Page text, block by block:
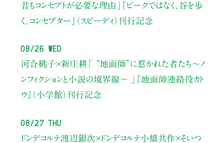
昔もコンセプトが必要な理由」
『ピークではなく、谷を歩
く。コンセプター』（スピーディ）刊行記念
08/26 Wed
河合桃子×新庄耕「 “地面師”に惹かれた者たち〜ノ
ンフィクションと小説の境界線〜 」
『地面師連絡役カト
ウ』（小学館）刊行記念
08/27 Thu
ドンデコルテ渡辺銀次×ドンデコルテ小橋共作×そいつ